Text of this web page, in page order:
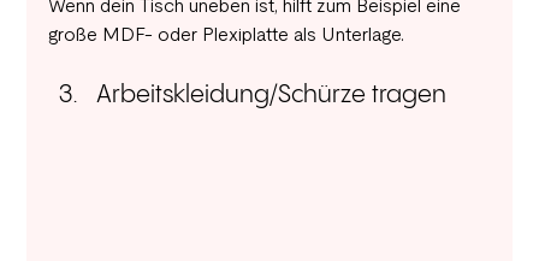
Wenn dein Tisch uneben ist, hilft zum Beispiel eine
große MDF- oder Plexiplatte als Unterlage.
Arbeitskleidung/Schürze tragen